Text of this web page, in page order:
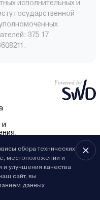
сбора технических
местоположении и
и улучшения качества
сайт, вы
данных
исполнительных и
государственной
375 17
и